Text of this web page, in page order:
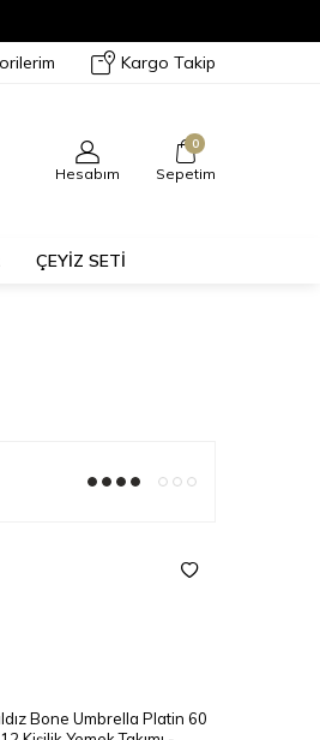
Kargo Takip
Hesabım
0
Sepetim
ÇEYİZ SETİ